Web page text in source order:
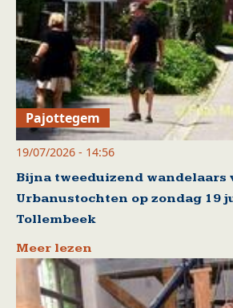
Pajottegem
19/07/2026 - 14:56
Bijna tweeduizend wandelaars
Urbanustochten op zondag 19
Tollembeek
Meer lezen